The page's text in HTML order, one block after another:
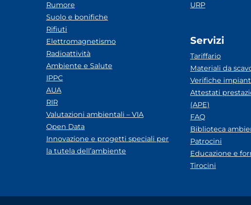
Rumore
Suolo e bonifiche
Rifiuti
Elettromagnetismo
Radioattività
Ambiente e Salute
IPPC
AUA
RIR
Valutazioni ambientali – VIA
Open Data
Innovazione e progetti speciali per
la tutela dell’ambiente
URP
Servizi
Tariffario
Materiali da
Verifiche
Attestati
(APE)
FAQ
Biblioteca
Patrocini
Educazione e
Tirocini